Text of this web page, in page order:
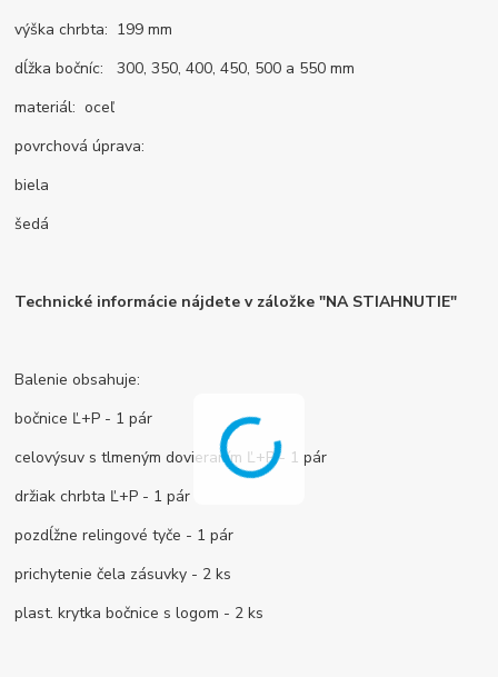
výška chrbta: 199 mm
dĺžka bočníc: 300, 350, 400, 450, 500 a 550 mm
materiál: oceľ
povrchová úprava:
biela
šedá
Technické informácie nájdete v záložke "NA STIAHNUTIE"
Balenie obsahuje:
bočnice Ľ+P - 1 pár
celovýsuv s tlmeným dovieraním Ľ+P - 1 pár
držiak chrbta Ľ+P - 1 pár
pozdĺžne relingové tyče - 1 pár
prichytenie čela zásuvky - 2 ks
plast. krytka bočnice s logom - 2 ks